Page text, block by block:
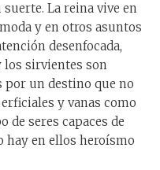
La reina vive en
y en otros asuntos
desenfocada,
los sirvientes son
por un destino que no
y vanas como
de seres capaces de
hay en ellos heroísmo